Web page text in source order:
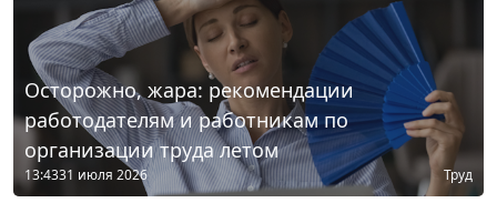
Осторожно, жара: рекомендации
работодателям и работникам по
организации труда летом
13:4331 июля 2026 Труд